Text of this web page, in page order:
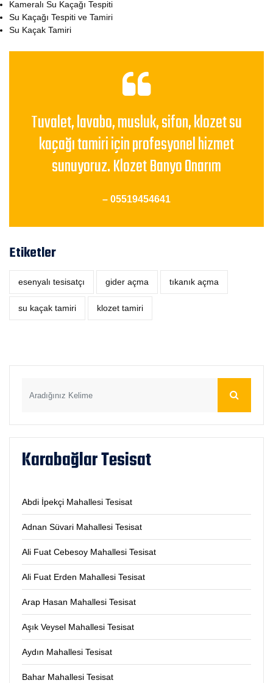
Kameralı Su Kaçağı Tespiti
Su Kaçağı Tespiti ve Tamiri
Su Kaçak Tamiri
Tuvalet, lavabo, musluk, sifon, klozet su
kaçağı tamiri için profesyonel hizmet
sunuyoruz. Klozet Banyo Onarım
– 05519454641
Etiketler
esenyalı tesisatçı ‎gider açma tıkanık açma
su kaçak tamiri klozet tamiri
Karabağlar Tesisat
Abdi İpekçi Mahallesi Tesisat
Adnan Süvari Mahallesi Tesisat
Ali Fuat Cebesoy Mahallesi Tesisat
Ali Fuat Erden Mahallesi Tesisat
Arap Hasan Mahallesi Tesisat
Aşık Veysel Mahallesi Tesisat
Aydın Mahallesi Tesisat
Bahar Mahallesi Tesisat